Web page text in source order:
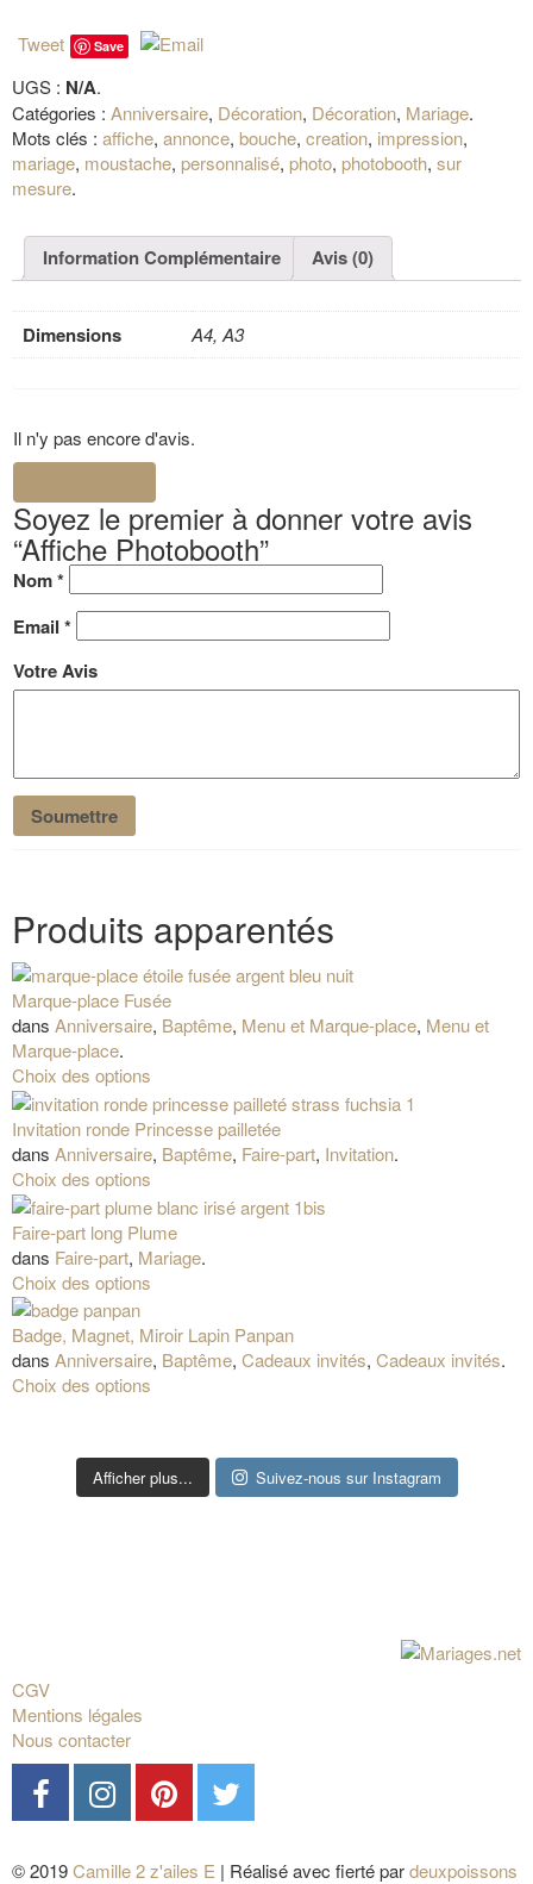
Tweet Save
UGS : N/A.
Catégories : Anniversaire, Décoration, Décoration, Mariage.
Mots clés : affiche, annonce, bouche, creation, impression,
mariage, moustache, personnalisé, photo, photobooth, sur
mesure.
Information Complémentaire Avis (0)
Dimensions A4, A3
Il n'y pas encore d'avis.
Soyez le premier à donner votre avis
“Affiche Photobooth”
Nom*
Email *
Votre Avis
Produits apparentés
Marque-place Fusée
dans Anniversaire, Baptême, Menu et Marque-place, Menu et
Marque-place.
Choix des options
Invitation ronde Princesse pailletée
dans Anniversaire, Baptême, Faire-part, Invitation.
Choix des options
Faire-part long Plume
dans Faire-part, Mariage.
Choix des options
Badge, Magnet, Miroir Lapin Panpan
dans Anniversaire, Baptême, Cadeaux invités, Cadeaux invités.
Choix des options
Afficher plus... Suivez-nous sur Instagram
CGV
Mentions légales
Nous contacter
© 2019Camille 2 z'ailes E | Réalisé avec fierté pardeuxpoissons